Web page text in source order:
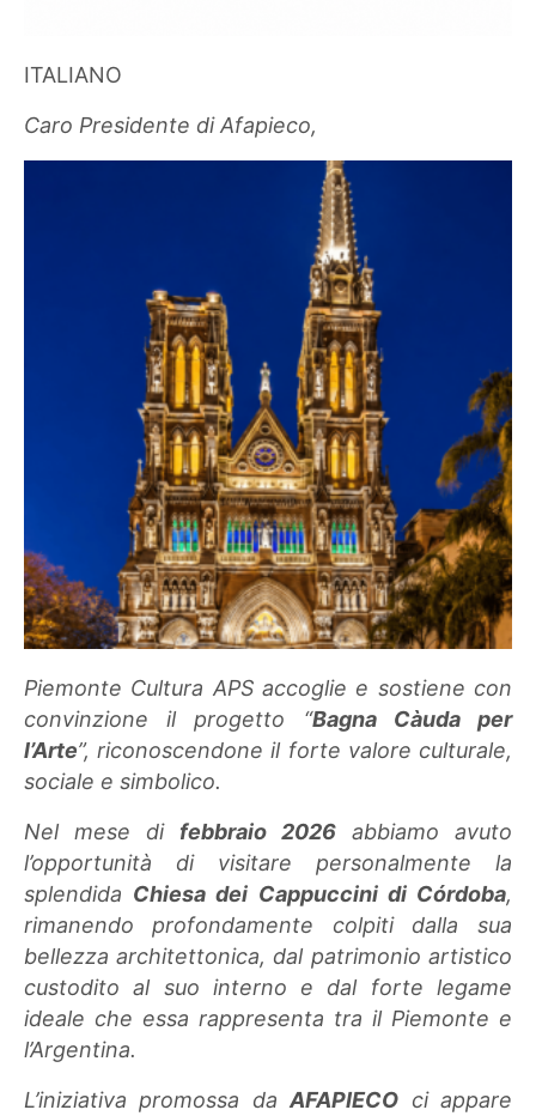
ITALIANO
Caro Presidente di Afapieco,
Piemonte Cultura APS accoglie e sostiene con
convinzione il progetto “Bagna Càuda per
l’Arte”, riconoscendone il forte valore culturale,
sociale e simbolico.
Nel mese di febbraio 2026abbiamo avuto
l’opportunità di visitare personalmente la
splendida Chiesa dei Cappuccini di Córdoba,
rimanendo profondamente colpiti dalla sua
bellezza architettonica, dal patrimonio artistico
custodito al suo interno e dal forte legame
ideale che essa rappresenta tra il Piemonte e
l’Argentina.
L’iniziativa promossa daAFAPIECO ci appare